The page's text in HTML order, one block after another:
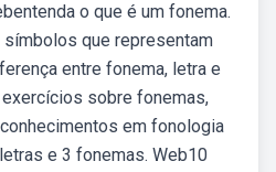
o que é um fonema.
símbolos que representam
entre fonema, letra e
sobre fonemas,
em fonologia
e 3 fonemas. Web10